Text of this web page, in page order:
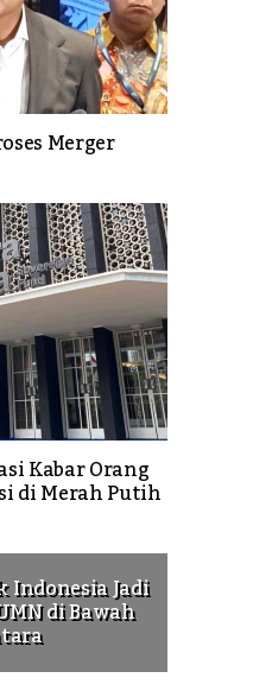
Merger
Kabar Orang
di Merah Putih
Indonesia Jadi
di Bawah